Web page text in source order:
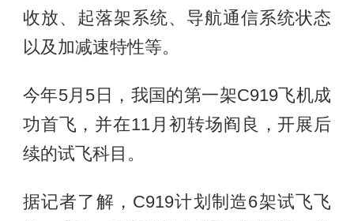
收放、起落架系统、导航通信系统状态
以及加减速特性等。
今年5月5日，我国的第一架C919飞机成
功首飞，并在11月初转场阎良，开展后
续的试飞科目。
据记者了解，C919计划制造6架试飞飞